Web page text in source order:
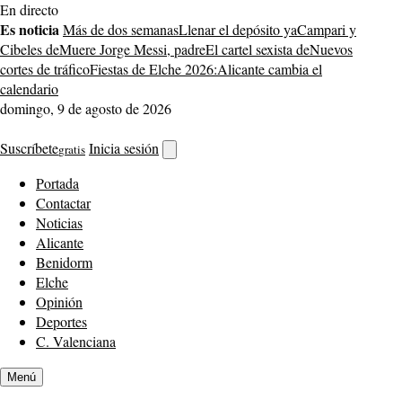
Saltar
al
contenido
En directo
Es noticiaMás de dos semanasLlenar el depósito yaCampari y
Cibeles deMuere Jorge Messi, padreEl cartel sexista deNuevos
cortes de tráficoFiestas de Elche 2026:Alicante cambia el
calendario
domingo, 9 de agosto de 2026
Suscríbetegratis Inicia sesión
buscador
Portada
Contactar
Noticias
Alicante
Benidorm
Elche
Opinión
Deportes
C. Valenciana
Menú